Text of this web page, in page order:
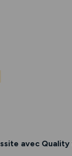
avec Quality